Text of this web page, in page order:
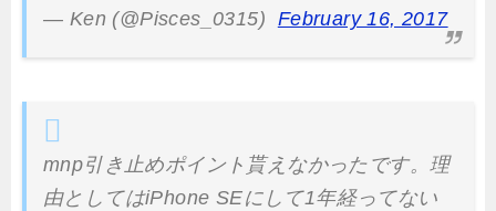
— Ken (@Pisces_0315) February 16, 2017
mnp引き止めポイント貰えなかったです。理
由としてはiPhone SEにして1年経ってない